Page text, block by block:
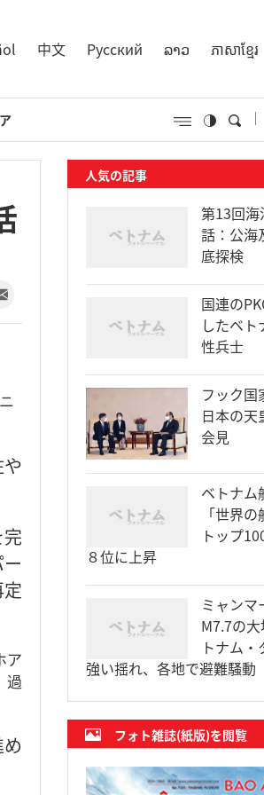
中文 Русский ລາວ ភាសាខ្មែរ
ア
過
人気の記事
第13回海
話：公海
底探検
国連の
したベト
性兵士
フック国
日本の天
会見
ベトナム
「世界
トップ
８位に上昇
ミャンマ
M7.7の
トナム・
強い揺れ、各地で避難騒動
フォト雑誌(紙版)を閲覧